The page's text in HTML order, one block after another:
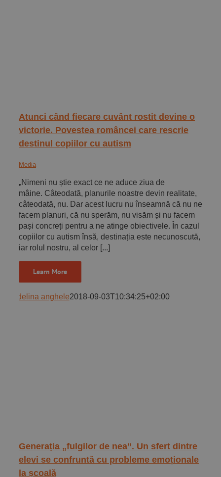
Atunci când fiecare cuvânt rostit devine o
victorie. Povestea româncei care rescrie
destinul copiilor cu autism
Media
„Nimeni nu știe exact ce ne aduce ziua de
mâine. Câteodată, planurile noastre devin realitate,
câteodată, nu. Dar acest lucru nu înseamnă că nu ne
facem planuri, că nu sperăm, nu visăm și nu facem
pași concreți pentru a ne atinge obiectivele. În cazul
copiilor cu autism însă, destinația este necunoscută,
iar rolul nostru, al celor [...]
Learn More
adelina anghele2018-09-03T10:34:25+02:00
Generația „fulgilor de nea”. Un sfert dintre
elevi se confruntă cu probleme emoționale
la școală